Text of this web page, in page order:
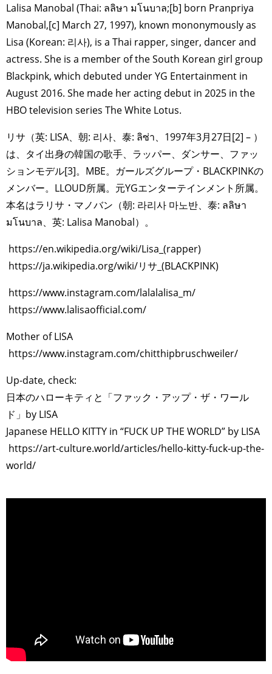
Lalisa Manobal (Thai: ลลิษา มโนบาล;[b] born Pranpriya
Manobal,[c] March 27, 1997), known mononymously as
Lisa (Korean: 리사), is a Thai rapper, singer, dancer and
actress. She is a member of the South Korean girl group
Blackpink, which debuted under YG Entertainment in
August 2016. She made her acting debut in 2025 in the
HBO television series The White Lotus.
リサ（英: LISA、朝: 리사、泰: ลิซ่า、1997年3月27日[2] – ）
は、タイ出身の韓国の歌手、ラッパー、ダンサー、ファッ
ションモデル[3]。MBE。ガールズグループ・BLACKPINKの
メンバー。LLOUD所属。元YGエンターテインメント所属。
本名はラリサ・マノバン（朝: 라리사 마노반、泰: ลลิษา
มโนบาล、英: Lalisa Manobal）。
https://en.wikipedia.org/wiki/Lisa_(rapper)
https://ja.wikipedia.org/wiki/リサ_(BLACKPINK)
https://www.instagram.com/lalalalisa_m/
https://www.lalisaofficial.com/
Mother of LISA
https://www.instagram.com/chitthipbruschweiler/
Up-date, check:
日本のハローキティと「ファック・アップ・ザ・ワール
ド」by LISA
Japanese HELLO KITTY in “FUCK UP THE WORLD” by LISA
https://art-culture.world/articles/hello-kitty-fuck-up-the-
world/